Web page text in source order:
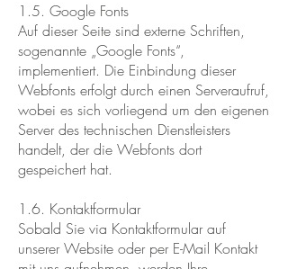
1.5. Google Fonts
Auf dieser Seite sind externe Schriften,
sogenannte „Google Fonts“,
implementiert. Die Einbindung dieser
Webfonts erfolgt durch einen Serveraufruf,
wobei es sich vorliegend um den eigenen
Server des technischen Dienstleisters
handelt, der die Webfonts dort
gespeichert hat.
1.6. Kontaktformular
Sobald Sie via Kontaktformular auf
unserer Website oder per E-Mail Kontakt